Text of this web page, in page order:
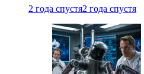
2 года спустя2 года спустя